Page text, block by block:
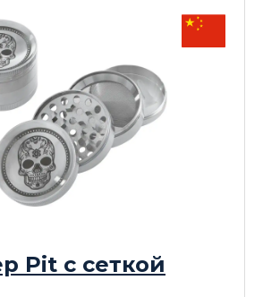
Pit с сеткой